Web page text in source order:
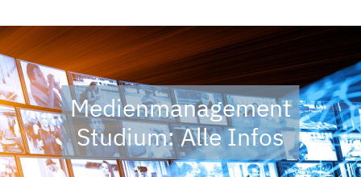
Medienmanagement
Studium: Alle Infos